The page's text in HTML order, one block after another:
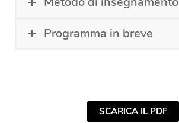
Programma in breve
SCARICA IL PDF